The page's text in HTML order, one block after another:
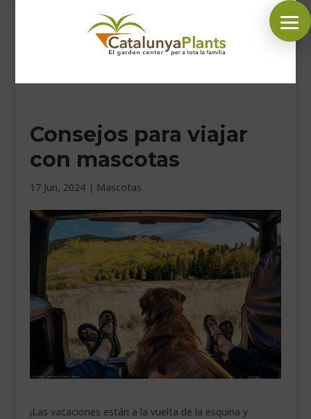
SÍGUENOS EN:
INICIO
PLANTAS
DECORACIÓN
HORARIO GARDEN
CONTACTAR
___________________________
VEURE EN CATALÀ
Consejos para viajar
con mascotas
17 Jun, 2024| Mascotas
¡Las vacaciones están a la vuelta de la esquina y